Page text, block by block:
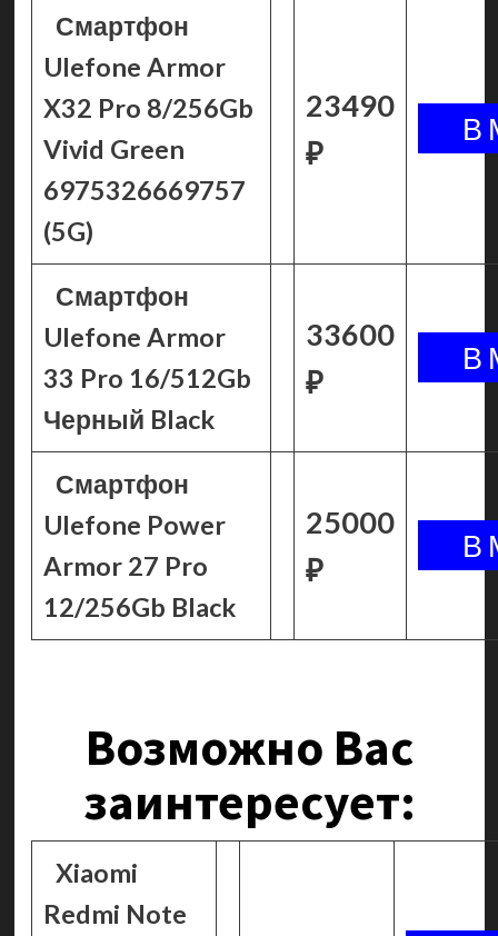
Смартфон
Ulefone Armor
X32 Pro 8/256Gb
Vivid Green
6975326669757
(5G)
23490
₽
Смартфон
Ulefone Armor
33 Pro 16/512Gb
Черный Black
33600
₽
Смартфон
Ulefone Power
Armor 27 Pro
12/256Gb Black
25000
₽
Возможно Вас
заинтересует:
Xiaomi
Redmi Note